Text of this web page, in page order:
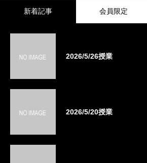
新着記事 会員限定
2026/5/26授業
2026/5/20授業